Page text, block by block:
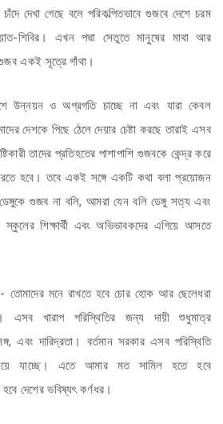
দেখা গেছে বলে পরিকল্পিতভাবে গুজবে দেশে চরম
শিবির। এখন পদ্মা সেতুতে মানুষের মাথা আর
গুজব একই সূত্রে গাঁথা।
উন্নয়ন ও অগ্রগতি চাচ্ছে না এবং যারা কেবল
দেশকে পিছে ঠেলে দেয়ার চেষ্টা করছে তারাই এসব
তাদের প্রতিহতের পাশাপাশি গুজবকে কেন্দ্র করে
হবে। তবে একই সঙ্গে একটি কথা বলা প্রয়োজন
গুজব না বলি, আমরা যেন বলি ডেঙ্গু সত্য এবং
শিক্ষার্থী এবং অভিভাবকদের এগিয়ে আসতে
তোমাদের মনে রাখতে হবে চোর হোক আর ছেলেধরা
খারাপ পরিস্থিতির জন্য দায়ী শুধুমাত্র
এবং দারিদ্রতা। বর্তমান সরকার এসব পরিস্থিতি
যাচ্ছে। এতে আমার মত সামিল হতে হবে
দেশের ভবিষ্যৎ কর্ণধর।